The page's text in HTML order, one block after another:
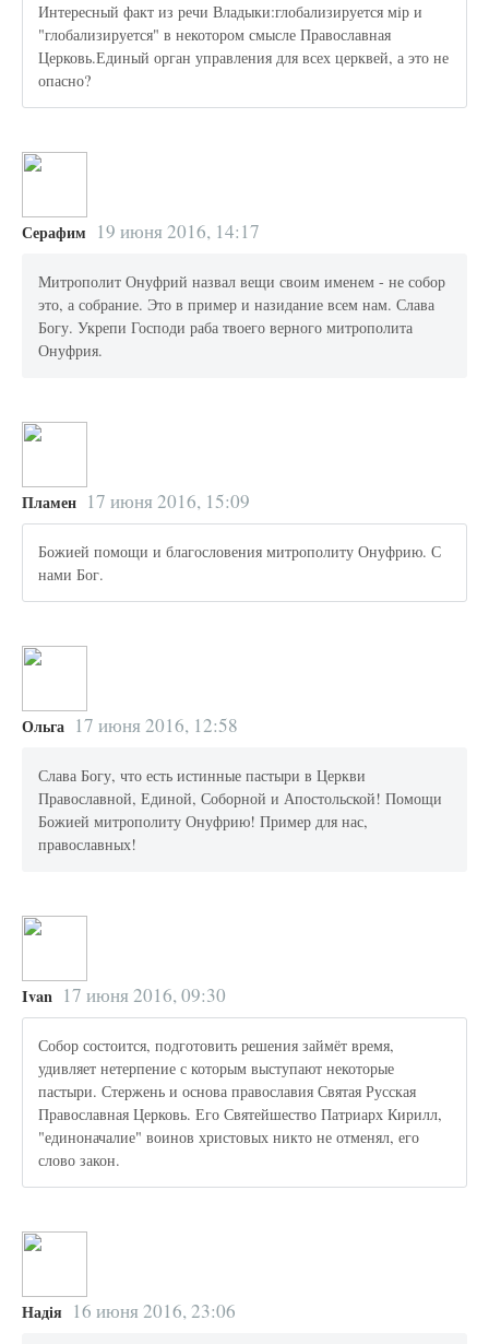
Интересный факт из речи Владыки:глобализируется мiр и
"глобализируется" в некотором смысле Православная
Церковь.Единый орган управления для всех церквей, а это не
опасно?
Серафим 19 июня 2016, 14:17
Митрополит Онуфрий назвал вещи своим именем - не собор
это, а собрание. Это в пример и назидание всем нам. Слава
Богу. Укрепи Господи раба твоего верного митрополита
Онуфрия.
Пламен 17 июня 2016, 15:09
Божией помощи и благословения митрополиту Онуфрию. С
нами Бог.
Ольга 17 июня 2016, 12:58
Слава Богу, что есть истинные пастыри в Церкви
Православной, Единой, Соборной и Апостольской! Помощи
Божией митрополиту Онуфрию! Пример для нас,
православных!
Ivan 17 июня 2016, 09:30
Собор состоится, подготовить решения займёт время,
удивляет нетерпение с которым выступают некоторые
пастыри. Стержень и основа православия Святая Русская
Православная Церковь. Его Святейшество Патриарх Кирилл,
"единоначалие" воинов христовых никто не отменял, его
слово закон.
Надія 16 июня 2016, 23:06